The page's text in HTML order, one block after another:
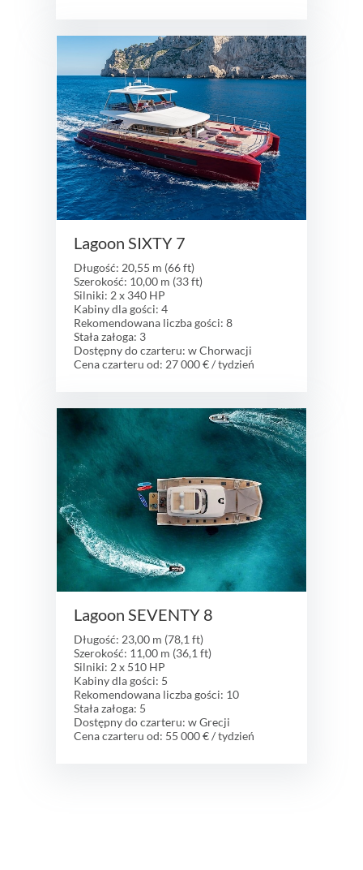
Lagoon SIXTY 7
Długość: 20,55 m (66 ft)
Szerokość: 10,00 m (33 ft)
Silniki: 2 x 340 HP
Kabiny dla gości: 4
Rekomendowana liczba gości: 8
Stała załoga: 3
Dostępny do czarteru: w Chorwacji
Cena czarteru od: 27 000 € / tydzień
Lagoon SEVENTY 8
Długość: 23,00 m (78,1 ft)
Szerokość: 11,00 m (36,1 ft)
Silniki: 2 x 510 HP
Kabiny dla gości: 5
Rekomendowana liczba gości: 10
Stała załoga: 5
Dostępny do czarteru: w Grecji
Cena czarteru od: 55 000 € / tydzień